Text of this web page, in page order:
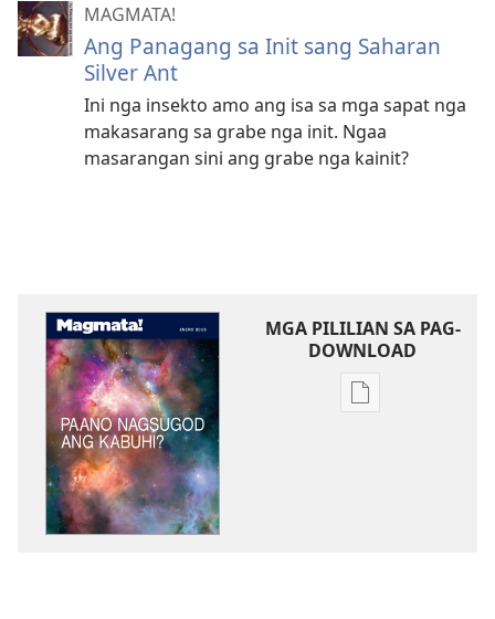
MAGMATA!
Ang Panagang sa Init sang Saharan
Silver Ant
Ini nga insekto amo ang isa sa mga sapat nga
makasarang sa grabe nga init. Ngaa
masarangan sini ang grabe nga kainit?
MGA PILILIAN SA PAG-
DOWNLOAD
Mga